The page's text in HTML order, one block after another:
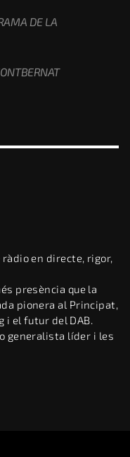
DE LA
ràdio en directe, rigor,
presència que la
pionera al Principat,
i el futur del DAB.
generalista líder i les